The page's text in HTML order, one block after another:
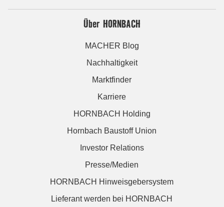
Über HORNBACH
MACHER Blog
Nachhaltigkeit
Marktfinder
Karriere
HORNBACH Holding
Hornbach Baustoff Union
Investor Relations
Presse/Medien
HORNBACH Hinweisgebersystem
Lieferant werden bei HORNBACH